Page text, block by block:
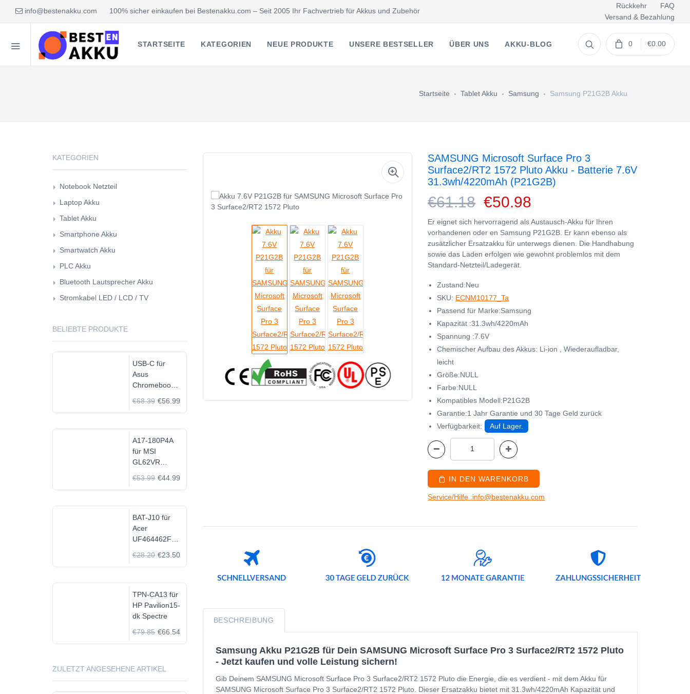
info@bestenakku.com 100% sicher einkaufen bei Bestenakku.com – Seit 2005 Ihr Fachvertrieb für Akkus und Zubehör
Rückkehr
FAQ
Versand & Bezahlung
STARTSEITE KATEGORIEN NEUE PRODUKTE UNSERE BESTSELLER ÜBER UNS AKKU-BLOG 0 €0.00
Startseite Tablet Akku Samsung Samsung P21G2B Akku
SAMSUNG Microsoft Surface Pro 3
Surface2/RT2 1572 Pluto Akku - Batterie 7.6V
31.3wh/4220mAh (P21G2B)
€61.18€50.98
Er eignet sich hervorragend als Austausch-Akku für Ihren
vorhandenen oder en Samsung P21G2B. Er kann ebenso als
zusätzlicher Ersatzakku für unterwegs dienen. Die Handhabung
sowie das Laden erfolgen wie gewohnt problemlos mit dem
Standard-Netzteil/Ladegerät.
Zustand:Neu
SKU: ECNM10177_Ta
Passend für Marke:Samsung
Kapazität :31.3wh/4220mAh
Spannung :7.6V
Chemischer Aufbau des Akkus: Li-ion , Wiederaufladbar,
leicht
Größe:NULL
Farbe:NULL
Kompatibles Modell:P21G2B
Garantie:1 Jahr Garantie und 30 Tage Geld zurück
Verfügbarkeit:
Auf Lager.
IN DEN WARENKORB
Service/Hilfe :info@bestenakku.com
BESCHREIBUNG
Samsung Akku P21G2B für Dein SAMSUNG Microsoft Surface Pro 3 Surface2/RT2 1572 Pluto
- Jetzt kaufen und volle Leistung sichern!
Gib Deinem SAMSUNG Microsoft Surface Pro 3 Surface2/RT2 1572 Pluto die Energie, die es verdient - mit dem Akku für
SAMSUNG Microsoft Surface Pro 3 Surface2/RT2 1572 Pluto. Dieser Ersatzakku bietet mit 31.3wh/4220mAh Kapazität und
KATEGORIEN
Notebook Netzteil
Laptop Akku
Tablet Akku
Smartphone Akku
Smartwatch Akku
PLC Akku
Bluetooth Lautsprecher Akku
Stromkabel LED / LCD / TV
BELIEBTE PRODUKTE
USB-C für
Asus
Chromebook
€68.39 €56.99
A17-180P4A
für MSI
GL62VR
€53.99 €44.99
BAT-J10 für
Acer
UF464462F
€28.20 €23.50
TPN-CA13 für
HP Pavilion15-
dk Spectre
€79.85 €66.54
ZULETZT ANGESEHENE ARTIKEL